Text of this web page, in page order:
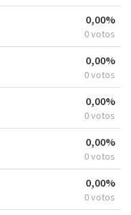
0,00%
0 votos
0,00%
0 votos
0,00%
0 votos
0,00%
0 votos
0,00%
0 votos